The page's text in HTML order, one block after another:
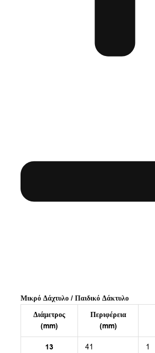
Μικρό Δάχτυλο / Παιδικό Δάκτυλο
Διάμετρος
(mm)
Περιφέρεια
(mm)
13 41 1